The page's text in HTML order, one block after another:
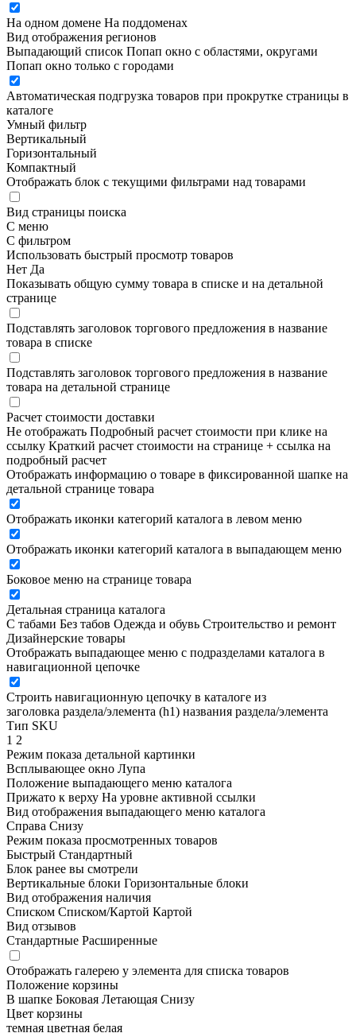
На одном домене На поддоменах
Вид отображения регионов
Выпадающий список Попап окно c областями, округами
Попап окно только с городами
Автоматическая подгрузка товаров при прокрутке страницы в
каталоге
Умный фильтр
Вертикальный
Горизонтальный
Компактный
Отображать блок с текущими фильтрами над товарами
Вид страницы поиска
С меню
С фильтром
Использовать быстрый просмотр товаров
Нет Да
Показывать общую сумму товара в списке и на детальной
странице
Подставлять заголовок торгового предложения в название
товара в списке
Подставлять заголовок торгового предложения в название
товара на детальной странице
Расчет стоимости доставки
Не отображать Подробный расчет стоимости при клике на
ссылку Краткий расчет стоимости на странице + ссылка на
подробный расчет
Отображать информацию о товаре в фиксированной шапке на
детальной странице товара
Отображать иконки категорий каталога в левом меню
Отображать иконки категорий каталога в выпадающем меню
Боковое меню на странице товара
Детальная страница каталога
С табами Без табов Одежда и обувь Строительство и ремонт
Дизайнерские товары
Отображать выпадающее меню с подразделами каталога в
навигационной цепочке
Строить навигационную цепочку в каталоге из
заголовка раздела/элемента (h1) названия раздела/элемента
Тип SKU
1 2
Режим показа детальной картинки
Всплывающее окно Лупа
Положение выпадающего меню каталога
Прижато к верху На уровне активной ссылки
Вид отображения выпадающего меню каталога
Справа Снизу
Режим показа просмотренных товаров
Быстрый Стандартный
Блок ранее вы смотрели
Вертикальные блоки Горизонтальные блоки
Вид отображения наличия
Списком Списком/Картой Картой
Вид отзывов
Стандартные Расширенные
Отображать галерею у элемента для списка товаров
Положение корзины
В шапке Боковая Летающая Снизу
Цвет корзины
темная цветная белая